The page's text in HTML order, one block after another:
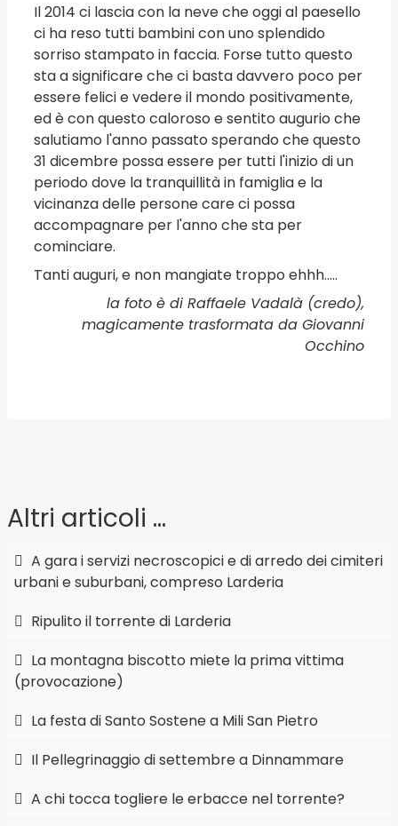
Il 2014 ci lascia con la neve che oggi al paesello
ci ha reso tutti bambini con uno splendido
sorriso stampato in faccia. Forse tutto questo
sta a significare che ci basta davvero poco per
essere felici e vedere il mondo positivamente,
ed è con questo caloroso e sentito augurio che
salutiamo l'anno passato sperando che questo
31 dicembre possa essere per tutti l'inizio di un
periodo dove la tranquillità in famiglia e la
vicinanza delle persone care ci possa
accompagnare per l'anno che sta per
cominciare.
Tanti auguri, e non mangiate troppo ehhh.....
la foto è di Raffaele Vadalà (credo),
magicamente trasformata da Giovanni
Occhino
Altri articoli …
A gara i servizi necroscopici e di arredo dei cimiteri
urbani e suburbani, compreso Larderia
Ripulito il torrente di Larderia
La montagna biscotto miete la prima vittima
(provocazione)
La festa di Santo Sostene a Mili San Pietro
Il Pellegrinaggio di settembre a Dinnammare
A chi tocca togliere le erbacce nel torrente?